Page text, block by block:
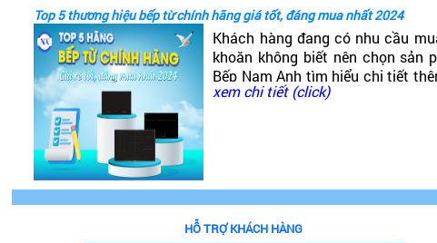
Top 5 thương hiệu bếp từ chính hãng giá tốt, đáng mua nhất 2024
Khách hàng đang có nhu cầu
khoăn không biết nên chọn sản
Bếp Nam Anh tìm hiểu chi tiết
phải chăng, chất lượng cao, đáng
xem chi tiết (click)
HỖ TRỢ KHÁCH HÀNG